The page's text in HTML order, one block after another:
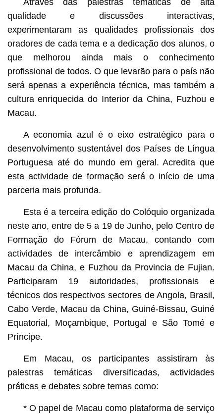
Através das palestras temáticas de alta
qualidade e discussões interactivas,
experimentaram as qualidades profissionais dos
oradores de cada tema e a dedicação dos alunos, o
que melhorou ainda mais o conhecimento
profissional de todos. O que levarão para o país não
será apenas a experiência técnica, mas também a
cultura enriquecida do Interior da China, Fuzhou e
Macau.
A economia azul é o eixo estratégico para o
desenvolvimento sustentável dos Países de Língua
Portuguesa até do mundo em geral. Acredita que
esta actividade de formação será o início de uma
parceria mais profunda.
Esta é a terceira edição do Colóquio organizada
neste ano, entre de 5 a 19 de Junho, pelo Centro de
Formação do Fórum de Macau, contando com
actividades de intercâmbio e aprendizagem em
Macau da China, e Fuzhou da Provincia de Fujian.
Participaram 19 autoridades, profissionais e
técnicos dos respectivos sectores de Angola, Brasil,
Cabo Verde, Macau da China, Guiné-Bissau, Guiné
Equatorial, Moçambique, Portugal e São Tomé e
Príncipe.
Em Macau, os participantes assistiram às
palestras temáticas diversificadas, actividades
práticas e debates sobre temas como:
* O papel de Macau como plataforma de serviço